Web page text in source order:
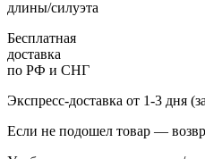
длины/силуэта
Бесплатная
доставка
по РФ и СНГ
Экспресс-доставка от 1-3 дня
Если не подошел товар —